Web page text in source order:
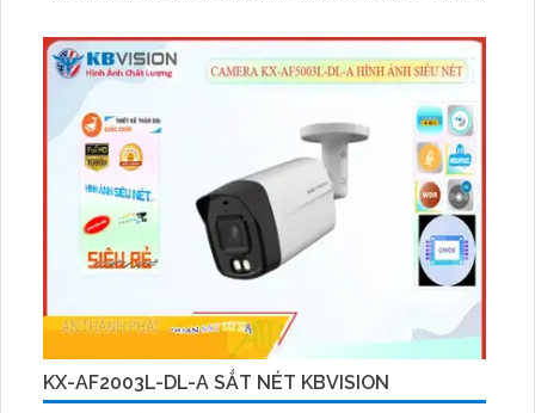
bền cao hơn. Ngoài ra, thiết bị còn hỗ trợ thêm 8 Camera
IP, phù hợp cho các công trình lớn
KX-AF2003L-DL-A SẮT NÉT KBVISION